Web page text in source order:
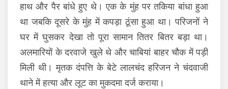
हाथ और पैर बांधे हुए थे। एक के मुंह पर तकिया बांधा हुआ
था जबकि दूसरे के मुंह में कपड़ा ठूंसा हुआ था। परिजनों ने
घर में घुसकर देखा तो पूरा सामान तितर बितर बड़ा था।
अलमारियों के दरवाजे खुले थे और चाबियां बाहर चौक में पड़ी
मिली थी। मृतक दंपत्ति के बेटे लालचंद हरिजन ने चंदवाजी
थाने में हत्या और लूट का मुकदमा दर्ज कराया।